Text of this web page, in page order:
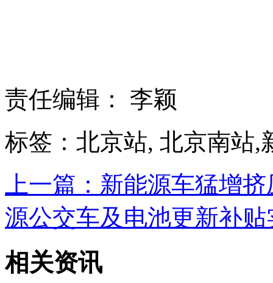
责任编辑： 李颖
标签：北京站, 北京南站,
上一篇：新能源车猛增
源公交车及电池更新补
相关资讯